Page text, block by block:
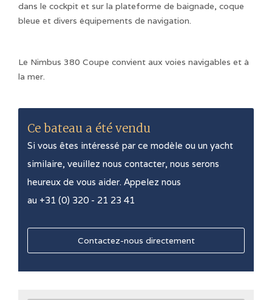
dans le cockpit et sur la plateforme de baignade, coque
bleue et divers équipements de navigation.
Le Nimbus 380 Coupe convient aux voies navigables et à
la mer.
Ce bateau a été vendu
Si vous êtes intéressé par ce modèle ou un yacht
similaire, veuillez nous contacter, nous serons
heureux de vous aider. Appelez nous
au +31 (0) 320 - 21 23 41
Contactez-nous directement